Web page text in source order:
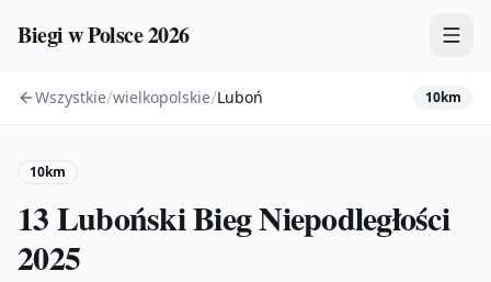
Biegi w Polsce 2026
Zawody
Wszystkie/wielkopolskie/Luboń 10km
10km
13 Luboński Bieg Niepodległości
2025